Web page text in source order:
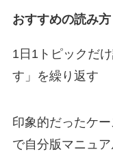
おすすめの読み方
1日1トピックだ
す」を繰り返す
印象的だったケ
で自分版マニュア